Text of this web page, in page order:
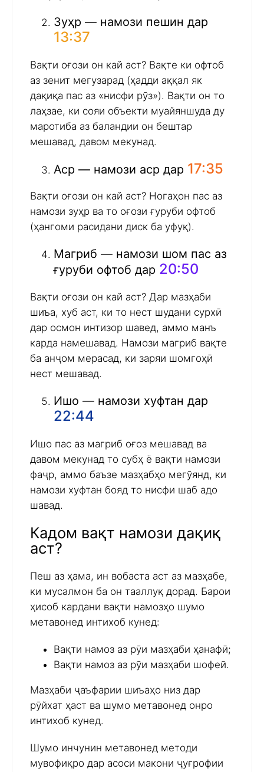
Зуҳр — намози пешин дар
13:37
Вақти оғози он кай аст? Вақте ки офтоб
аз зенит мегузарад (ҳадди аққал як
дақиқа пас аз «нисфи рӯз»). Вақти он то
лаҳзае, ки сояи объекти муайяншуда ду
маротиба аз баландии он бештар
мешавад, давом мекунад.
Аср — намози аср дар 17:35
Вақти оғози он кай аст? Ногаҳон пас аз
намози зуҳр ва то оғози ғуруби офтоб
(ҳангоми расидани диск ба уфуқ).
Магриб — намози шом пас аз
ғуруби офтоб дар 20:50
Вақти оғози он кай аст? Дар мазҳаби
шиъа, хуб аст, ки то нест шудани сурхӣ
дар осмон интизор шавед, аммо манъ
карда намешавад. Намози магриб вақте
ба анҷом мерасад, ки заряи шомгоҳӣ
нест мешавад.
Ишо — намози хуфтан дар
22:44
Ишо пас аз магриб оғоз мешавад ва
давом мекунад то субҳ ё вақти намози
фаҷр, аммо баъзе мазҳабҳо мегӯянд, ки
намози хуфтан бояд то нисфи шаб адо
шавад.
Кадом вақт намози дақиқ
аст?
Пеш аз ҳама, ин вобаста аст аз мазҳабе,
ки мусалмон ба он тааллуқ дорад. Барои
ҳисоб кардани вақти намозҳо шумо
метавонед интихоб кунед:
Вақти намоз аз рӯи мазҳаби ҳанафӣ;
Вақти намоз аз рӯи мазҳаби шофеӣ.
Мазҳаби ҷаъфарии шиъаҳо низ дар
рӯйхат ҳаст ва шумо метавонед онро
интихоб кунед.
Шумо инчунин метавонед методи
мувофиқро дар асоси макони ҷуғрофии